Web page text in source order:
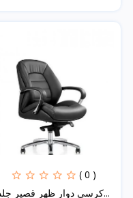
( 0 )
كرسي دوار ظهر قصير جلد...